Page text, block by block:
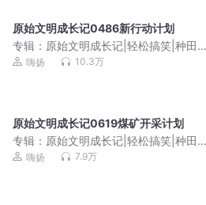
原始文明成长记0486新行动计划
专辑： 原始文明成长记|轻松搞笑|种田争
霸有声剧
嗨扬 10.3万
原始文明成长记0619煤矿开采计划
专辑： 原始文明成长记|轻松搞笑|种田争
霸有声剧
嗨扬 7.9万